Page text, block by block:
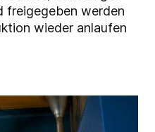
freigegeben werden
wieder anlaufen